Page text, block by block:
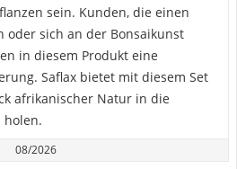
sein. Kunden, die einen
oder sich an der Bonsaikunst
in diesem Produkt eine
Saflax bietet mit diesem Set
afrikanischer Natur in die
holen.
08/2026